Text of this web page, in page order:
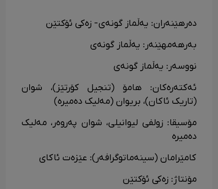
دەرهێنەران: یەڵماز گونەی- زەکی ئۆکتێن
بەرهەمهێنەر: یەڵماز گونەی
نووسەر: یەڵماز گونەی
ئەکتەرەکان: هامۆ (تنجیل کۆرتێز)، شوان
(تاریک ئاکان)، بریوان (مەلیک دەمیرە)
مۆسیقا: زولفی لیوانیلی، شوان پەروەر، مەلیک
دەمیرە
کامێرامان (سینە­ماتوگرافەر): عێزەت ئاکای
مۆنتاژ: زەکی ئۆکتێن